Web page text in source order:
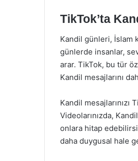
TikTok’ta
Kandil günleri, İslam
günlerde insanlar,
arar. TikTok, bu tür
Kandil mesajlarını
Kandil mesajlarınızı
Videolarınızda,
onlara hitap
daha duygusal hale